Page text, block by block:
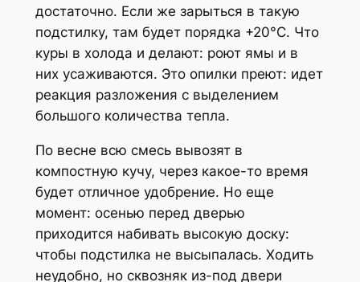
достаточно. Если же зарыться в такую
подстилку, там будет порядка +20°C. Что
куры в холода и делают: роют ямы и в
них усаживаются. Это опилки преют: идет
реакция разложения с выделением
большого количества тепла.
По весне всю смесь вывозят в
компостную кучу, через какое-то время
будет отличное удобрение. Но еще
момент: осенью перед дверью
приходится набивать высокую доску:
чтобы подстилка не высыпалась. Ходить
неудобно, но сквозняк из-под двери